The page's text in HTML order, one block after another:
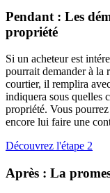
Pendant : Les
propriété
Si un acheteur est
pourrait demander à la
courtier, il remplira
indiquera sous quelles
propriété. Vous pourrez
encore lui faire une
Découvrez l'étape 2
Après : La